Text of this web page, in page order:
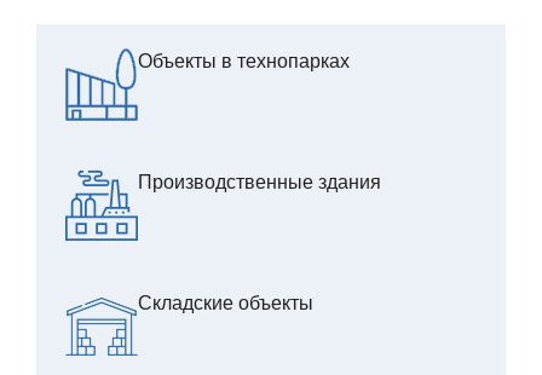
Объекты в технопарках
Производственные здания
Складские объекты